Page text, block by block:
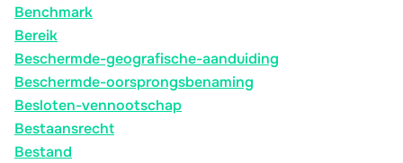
Benchmark
Bereik
Beschermde-geografische-aanduiding
Beschermde-oorsprongsbenaming
Besloten-vennootschap
Bestaansrecht
Bestand